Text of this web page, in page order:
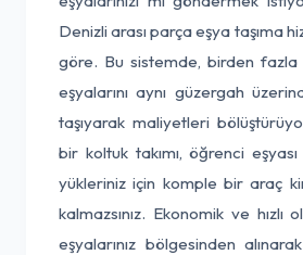
Denizli arası parça eşya taşıma
göre. Bu sistemde, birden fazla
eşyalarını aynı güzergah
taşıyarak maliyetleri
bir koltuk takımı, öğrenci
yükleriniz için komple bir araç
kalmazsınız. Ekonomik ve hızlı
eşyalarınız bölgesinden